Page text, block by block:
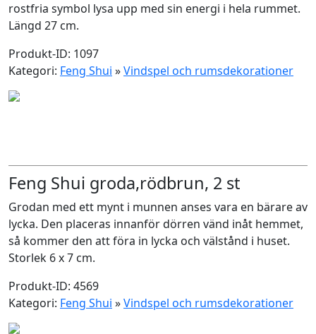
rostfria symbol lysa upp med sin energi i hela rummet.
Längd 27 cm.
Produkt-ID: 1097
Kategori: Feng Shui »Vindspel och rumsdekorationer
Feng Shui groda,rödbrun, 2 st
Grodan med ett mynt i munnen anses vara en bärare av
lycka. Den placeras innanför dörren vänd inåt hemmet,
så kommer den att föra in lycka och välstånd i huset.
Storlek 6 x 7 cm.
Produkt-ID: 4569
Kategori: Feng Shui »Vindspel och rumsdekorationer